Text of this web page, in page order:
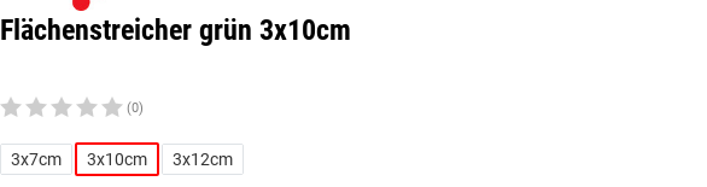
Flächenstreicher grün 3x10cm
(0)
3x7cm 3x10cm 3x12cm